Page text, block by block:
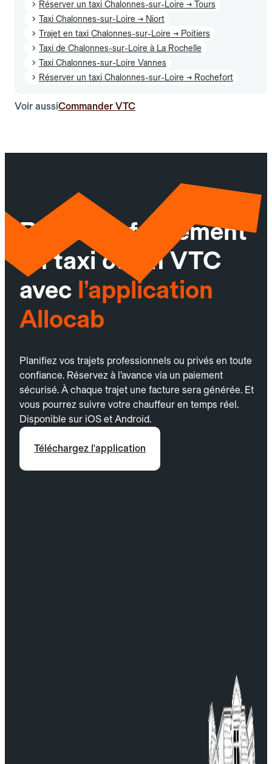
Réserver un taxi Chalonnes-sur-Loire → Tours
Taxi Chalonnes-sur-Loire → Niort
Trajet en taxi Chalonnes-sur-Loire → Poitiers
Taxi de Chalonnes-sur-Loire à La Rochelle
Taxi Chalonnes-sur-Loire Vannes
Réserver un taxi Chalonnes-sur-Loire → Rochefort
Voir aussiCommander VTC
Réservez facilement
un taxi ou un VTC
avec l’application
Allocab
Planifiez vos trajets professionnels ou privés en toute
confiance. Réservez à l’avance via un paiement
sécurisé. À chaque trajet une facture sera générée. Et
vous pourrez suivre votre chauffeur en temps réel.
Disponible sur iOS et Android.
Téléchargez l'application